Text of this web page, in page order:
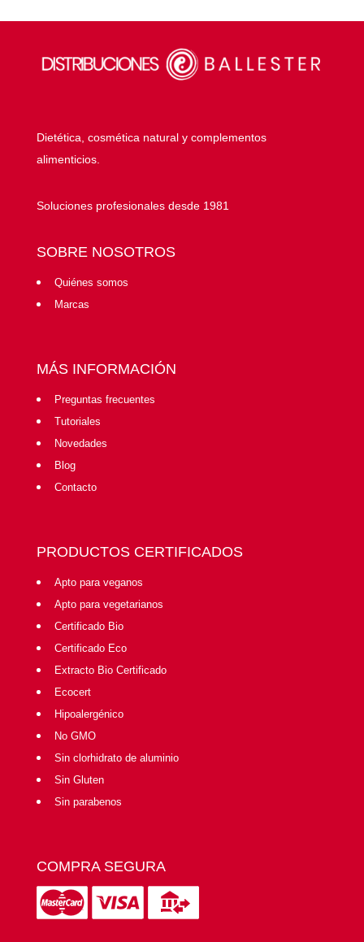
Dietética, cosmética natural y complementos
alimenticios.
Soluciones profesionales desde 1981
SOBRE NOSOTROS
Quiénes somos
Marcas
MÁS INFORMACIÓN
Preguntas frecuentes
Tutoriales
Novedades
Blog
Contacto
PRODUCTOS CERTIFICADOS
Apto para veganos
Apto para vegetarianos
Certificado Bio
Certificado Eco
Extracto Bio Certificado
Ecocert
Hipoalergénico
No GMO
Sin clorhidrato de aluminio
Sin Gluten
Sin parabenos
COMPRA SEGURA